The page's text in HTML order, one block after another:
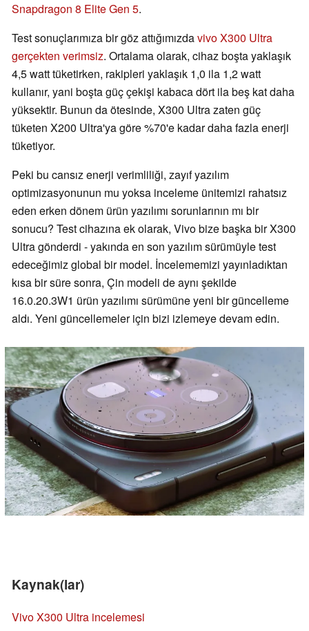
Snapdragon 8 Elite Gen 5.
Test sonuçlarımıza bir göz attığımızdavivo X300 Ultra
gerçekten verimsiz. Ortalama olarak, cihaz boşta yaklaşık
4,5 watt tüketirken, rakipleri yaklaşık 1,0 ila 1,2 watt
kullanır, yani boşta güç çekişi kabaca dört ila beş kat daha
yüksektir. Bunun da ötesinde, X300 Ultra zaten güç
tüketen X200 Ultra'ya göre %70'e kadar daha fazla enerji
tüketiyor.
Peki bu cansız enerji verimliliği, zayıf yazılım
optimizasyonunun mu yoksa inceleme ünitemizi rahatsız
eden erken dönem ürün yazılımı sorunlarının mı bir
sonucu? Test cihazına ek olarak, Vivo bize başka bir X300
Ultra gönderdi - yakında en son yazılım sürümüyle test
edeceğimiz global bir model. İncelememizi yayınladıktan
kısa bir süre sonra, Çin modeli de aynı şekilde
16.0.20.3W1 ürün yazılımı sürümüne yeni bir güncelleme
aldı. Yeni güncellemeler için bizi izlemeye devam edin.
Kaynak(lar)
Vivo X300 Ultra incelemesi